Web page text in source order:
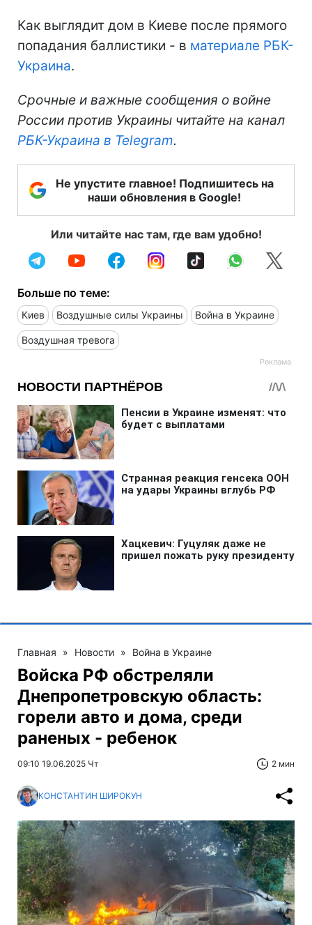
Как выглядит дом в Киеве после прямого
попадания баллистики - в материале РБК-
Украина.
Срочные и важные сообщения о войне
России против Украины читайте на канал
РБК-Украина в Telegram.
Не упустите главное! Подпишитесь на
наши обновления в Google!
Или читайте нас там, где вам удобно!
Больше по теме:
Киев Воздушные силы Украины Война в Украине
Воздушная тревога
Главная » Новости » Война в Украине
Войска РФ обстреляли
Днепропетровскую область:
горели авто и дома, среди
раненых - ребенок
09:10 19.06.2025 Чт 2 мин
КОНСТАНТИН ШИРОКУН